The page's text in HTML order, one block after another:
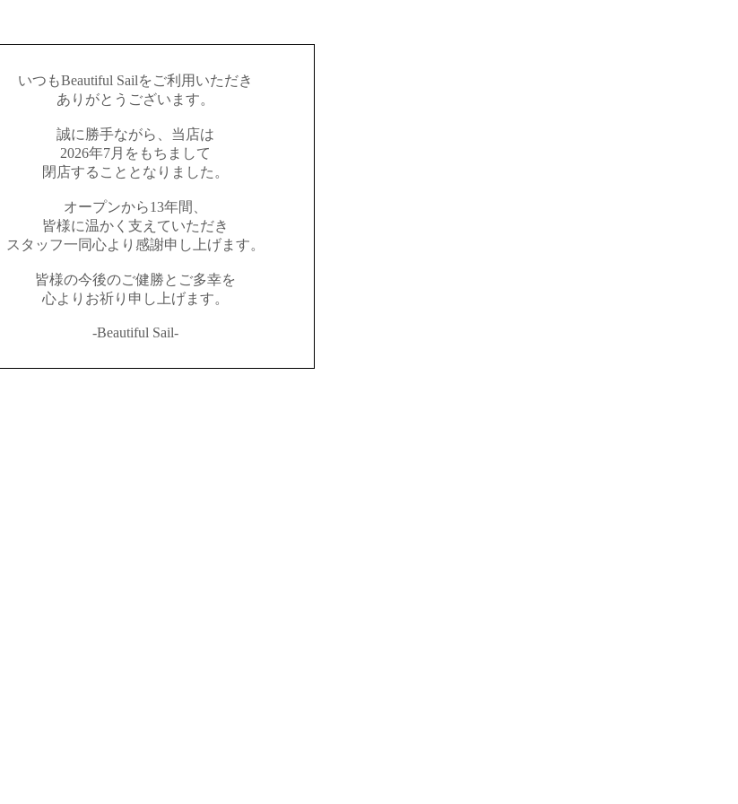
いつもBeautiful Sailをご利用いただき
ありがとうございます。
誠に勝手ながら、当店は
2026年7月をもちまして
閉店することとなりました。
オープンから13年間、
皆様に温かく支えていただき
スタッフ一同心より感謝申し上げます。
皆様の今後のご健勝とご多幸を
心よりお祈り申し上げます。
-Beautiful Sail-